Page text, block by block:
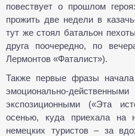
повествует о прошлом
прожить две недели в
тут же стоял батальон
друга поочередно, по
Лермонтов «Фаталист»).
Также первые фразы
эмоционально-
экспозиционными («Эта
осенью, куда приехала на
немецких туристов – за